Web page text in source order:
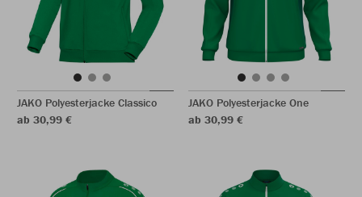
JAKO Polyesterjacke Classico
ab 30,99 €
JAKO Polyesterjacke One
ab 30,99 €